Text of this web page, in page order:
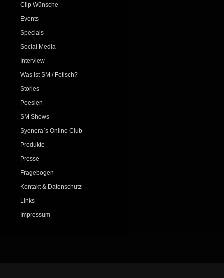
Clip Wünsche
Events
Specials
Social Media
Interview
Was ist SM / Fetisch?
Stories
Poesien
SM Shows
Syonera`s Online Club
Produkte
Presse
Fragebogen
Kontakt & Datenschutz
Links
Impressum